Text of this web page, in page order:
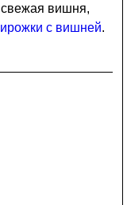
свежая вишня,
с вишней.